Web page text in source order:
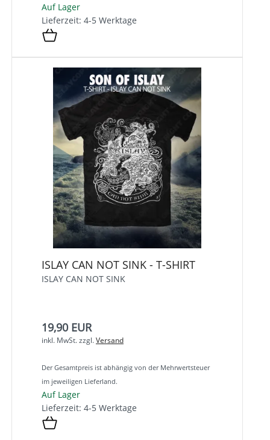
Auf Lager
Lieferzeit: 4-5 Werktage
ISLAY CAN NOT SINK - T-SHIRT
ISLAY CAN NOT SINK
19,90 EUR
inkl. MwSt.zzgl.Versand
Der Gesamtpreis ist abhängig von der Mehrwertsteuer
im jeweiligen Lieferland.
Auf Lager
Lieferzeit: 4-5 Werktage